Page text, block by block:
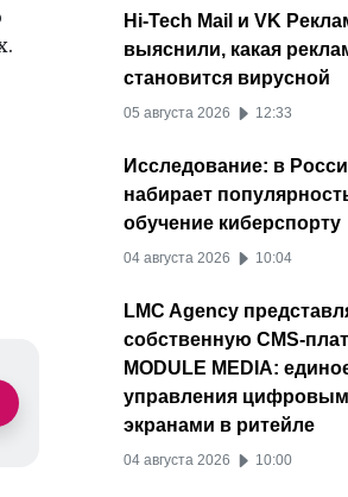
Hi-Tech Mail и VK
выяснили, какая
становится вирусной
05 августа 2026 12:33
Исследование: в
набирает
обучение киберспорту
04 августа 2026 10:04
LMC Agency
собственную CMS-
MODULE MEDIA:
управления
экранами в ритейле
04 августа 2026 10:00